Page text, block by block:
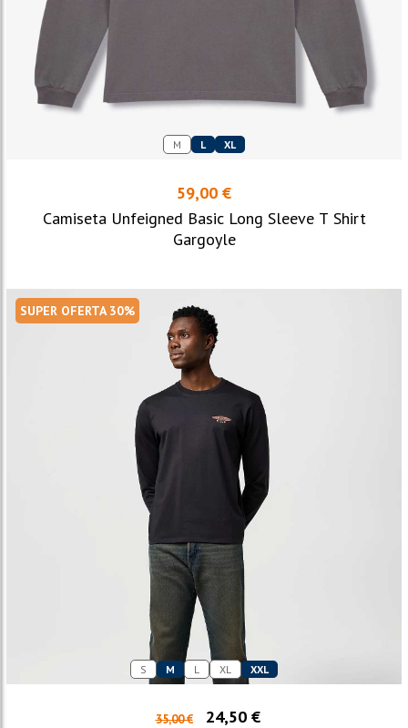
M L XL
59,00 €
Camiseta Unfeigned Basic Long Sleeve T Shirt
Gargoyle
SUPER OFERTA 30%
S M L XL XXL
35,00 €
24,50 €